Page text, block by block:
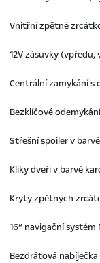
Vnitřní zpětné
12V zásuvky
Centrální zamykání s
Bezklíčové
Střešní spoiler v
Kliky dveří v barvě
Kryty zpětných
16“ navigační systém
Bezdrátová